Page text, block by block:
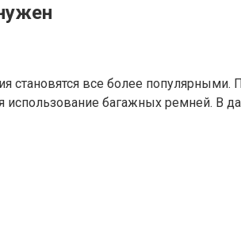
становятся все более
багажных ремней. В